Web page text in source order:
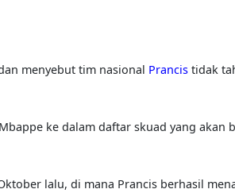
menyebut tim nasional Prancis tidak
ke dalam daftar skuad yang akan
lalu, di mana Prancis berhasil